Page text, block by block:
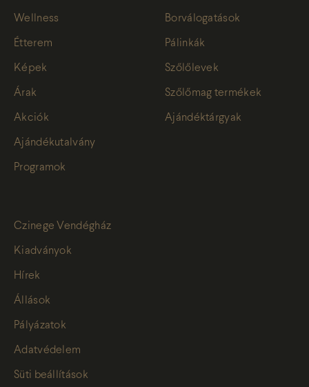
Wellness
Étterem
Képek
Árak
Akciók
Ajándékutalvány
Programok
Borválogatások
Pálinkák
Szőlőlevek
Szőlőmag termékek
Ajándéktárgyak
Czinege Vendégház
Kiadványok
Hírek
Állások
Pályázatok
Adatvédelem
Süti beállítások